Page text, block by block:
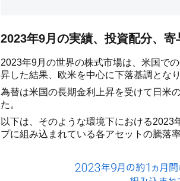
2023年9月の実績、投資配分、寄
2023年9月の世界の株式市場は、米国で
昇した結果、欧米を中心に下落基調となり
為替は米国の長期金利上昇を受けて日米
た。
以下は、そのような環境下における
プに組み込まれている各アセットの騰落